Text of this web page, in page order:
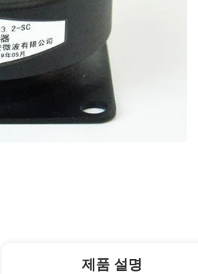
제품 설명